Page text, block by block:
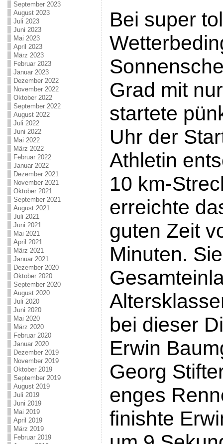
September 2023
August 2023
Juli 2023
Juni 2023
Mai 2023
April 2023
März 2023
Februar 2023
Januar 2023
Dezember 2022
November 2022
Oktober 2022
September 2022
August 2022
Juli 2022
Juni 2022
Mai 2022
März 2022
Februar 2022
Januar 2022
Dezember 2021
November 2021
Oktober 2021
September 2021
August 2021
Juli 2021
Juni 2021
Mai 2021
April 2021
März 2021
Januar 2021
Dezember 2020
Oktober 2020
September 2020
August 2020
Juli 2020
Juni 2020
Mai 2020
März 2020
Februar 2020
Januar 2020
Dezember 2019
November 2019
Oktober 2019
September 2019
August 2019
Juli 2019
Juni 2019
Mai 2019
April 2019
März 2019
Februar 2019
Bei super
Grad mit
startete
Uhr der
Athletin
10 km-
erreichte
guten Zeit
Minuten.
bei dieser
Erwin
Georg
enges
finishte